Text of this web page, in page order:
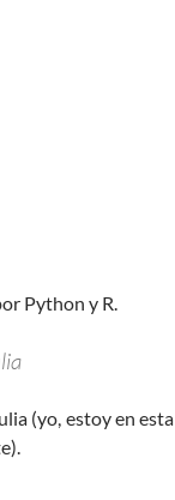
Python y R.
(yo, estoy en esta